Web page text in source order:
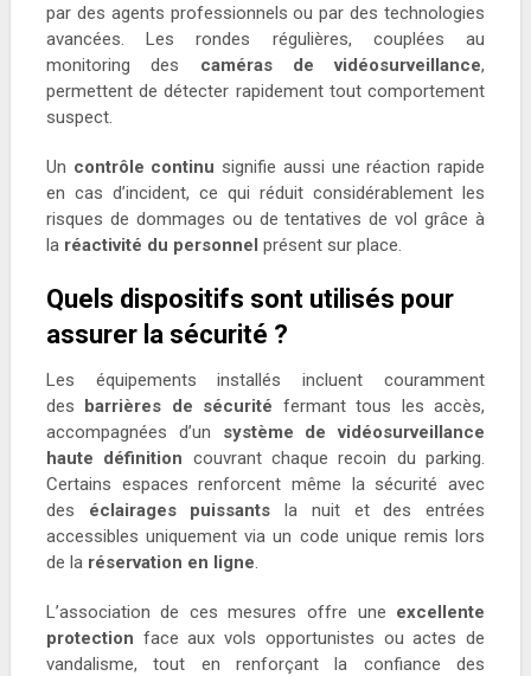
par des agents professionnels ou par des technologies
avancées. Les rondes régulières, couplées au
monitoring des caméras de vidéosurveillance,
permettent de détecter rapidement tout comportement
suspect.
Un contrôle continu signifie aussi une réaction rapide
en cas d’incident, ce qui réduit considérablement les
risques de dommages ou de tentatives de vol grâce à
la réactivité du personnel présent sur place.
Quels dispositifs sont utilisés pour
assurer la sécurité ?
Les équipements installés incluent couramment
des barrières de sécurité fermant tous les accès,
accompagnées d’un système de vidéosurveillance
haute définition couvrant chaque recoin du parking.
Certains espaces renforcent même la sécurité avec
des éclairages puissants la nuit et des entrées
accessibles uniquement via un code unique remis lors
de la réservation en ligne
L’association de ces mesures offre une excellente
protection face aux vols opportunistes ou actes de
vandalisme, tout en renforçant la confiance des